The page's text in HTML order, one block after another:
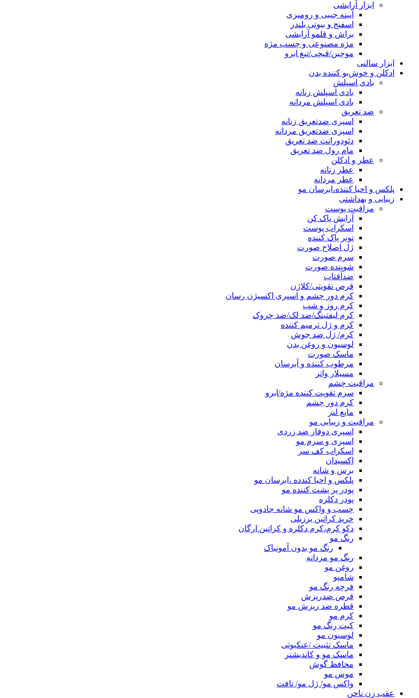
ابزار آرایشی
آیینه جیبی و رومیزی
اسفنج و بیوتی بلندر
براش و قلمو آرایشی
مژه مصنوعی و چسب مژه
موچین/قیچی/تیغ ابرو
ابزار سالنی
ادکلن و خوش‌بو کننده بدن
بادی اسپلش
بادی اسپلش زنانه
بادی اسپلش مردانه
ضد تعریق
اسپری ضدتعریق زنانه
اسپری ضدتعریق مردانه
دئودورانت ضد تعریق
مام رول ضد تعریق
عطر و ادکلن
عطر زنانه
عطر مردانه
پلکس و احیا کننده،ابرسان مو
زیبایی و بهداشتی
مراقبت پوست
آرایش پاک کن
اسکراب پوست
تونر پاک کننده
ژل اصلاح صورت
سرم صورت
شوینده صورت
ضدآفتاب
قرص تقویتی/کلاژن
کرم دور چشم و اسپری اکسیژن رسان
کرم روز و شب
کرم لیفتینگ/ضد لک/ضد چروک
کرم و ژل ترمیم کننده
کرم/ ژل ضد جوش
لوسیون و روغن بدن
ماسک صورت
مرطوب کننده و آبرسان
مسیلار واتر
مراقبت چشم
سرم تقویت کننده مژه/ابرو
کرم دور چشم
مایع لنز
مراقبت و زیبایی مو
اسپری دوفاز ضد زردی
اسپری و سرم مو
اسکراب کف سر
اکسیدان
برس و شانه
پلکس و احیا کندده ،ابرسان مو
پودر پر پشت کننده مو
پودر دکلره
چسب و واکس مو شانه جادویی
خرید کراتین برزیلی
دکو کرم،کرم دکلره و کراتین ارگان
رنگ مو
رنگ مو بدون آمونیاک
رنگ مو مردانه
روغن مو
شامپو
فرچه رنگ مو
قرص ضدریزش
قطره ضد ریزش مو
کرم مو
کیت رنگ مو
لوسیون مو
ماسک تثبیت /عنکبوتی
ماسک مو و کاندیشنر
محافظ گوش
موس مو
واکس مو/ ژل مو/ تافت
عقب زن ناخن